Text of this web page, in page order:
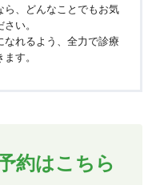
ら、どんなことでもお気
い。
なれるよう、全力で診療
す。
約はこちら